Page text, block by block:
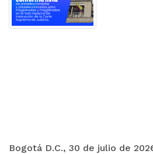
Bogotá D.C., 30 de julio de